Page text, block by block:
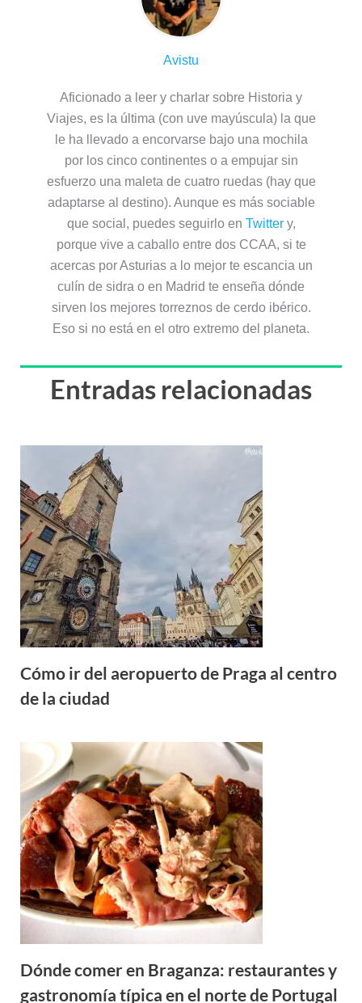
Avistu
Aficionado a leer y charlar sobre Historia y
Viajes, es la última (con uve mayúscula) la que
le ha llevado a encorvarse bajo una mochila
por los cinco continentes o a empujar sin
esfuerzo una maleta de cuatro ruedas (hay que
adaptarse al destino). Aunque es más sociable
que social, puedes seguirlo en Twittery,
porque vive a caballo entre dos CCAA, si te
acercas por Asturias a lo mejor te escancia un
culín de sidra o en Madrid te enseña dónde
sirven los mejores torreznos de cerdo ibérico.
Eso si no está en el otro extremo del planeta.
Entradas relacionadas
Cómo ir del aeropuerto de Praga al centro
de la ciudad
Dónde comer en Braganza: restaurantes y
gastronomía típica en el norte de Portugal